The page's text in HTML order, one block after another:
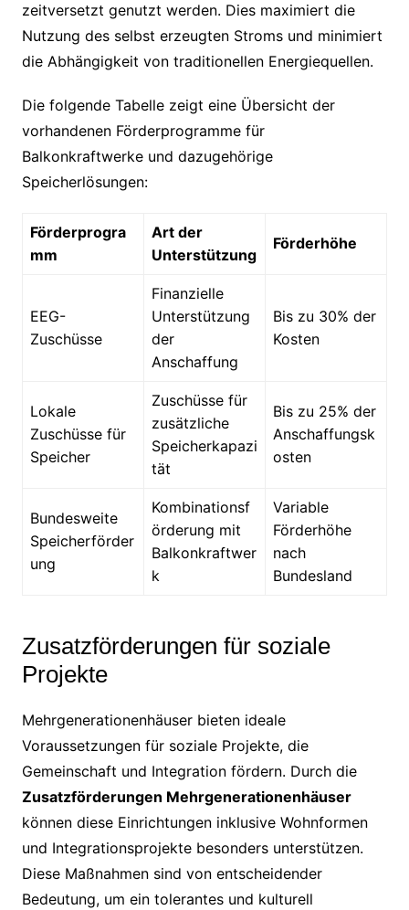
zeitversetzt genutzt werden. Dies maximiert die
Nutzung des selbst erzeugten Stroms und minimiert
die Abhängigkeit von traditionellen Energiequellen.
Die folgende Tabelle zeigt eine Übersicht der
vorhandenen Förderprogramme für
Balkonkraftwerke und dazugehörige
Speicherlösungen:
Förderprogra
mm
Art der
Unterstützung
Förderhöhe
EEG-
Zuschüsse
Finanzielle
Unterstützung
der
Anschaffung
Bis zu 30% der
Kosten
Lokale
Zuschüsse für
Speicher
Zuschüsse für
zusätzliche
Speicherkapazi
tät
Bis zu 25% der
Anschaffungsk
osten
Bundesweite
Speicherförder
ung
Kombinationsf
örderung mit
Balkonkraftwer
k
Variable
Förderhöhe
nach
Bundesland
Zusatzförderungen für soziale
Projekte
Mehrgenerationenhäuser bieten ideale
Voraussetzungen für soziale Projekte, die
Gemeinschaft und Integration fördern. Durch die
Zusatzförderungen Mehrgenerationenhäuser
können diese Einrichtungen inklusive Wohnformen
und Integrationsprojekte besonders unterstützen.
Diese Maßnahmen sind von entscheidender
Bedeutung, um ein tolerantes und kulturell